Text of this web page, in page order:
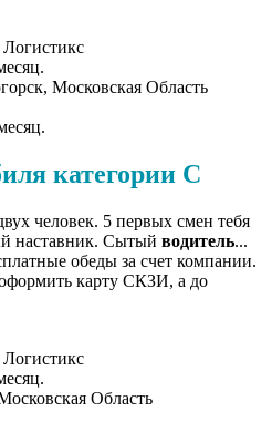
Московская Область
категории С
человек. 5 первых смен тебя
наставник. Сытый водитель...
обеды за счет компании.
карту СКЗИ, а до
Область